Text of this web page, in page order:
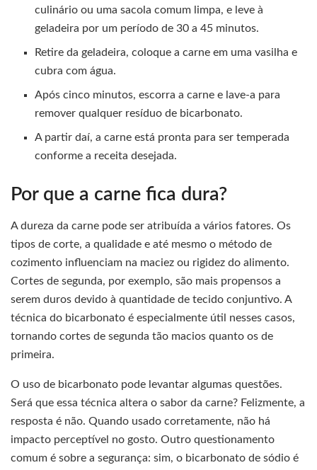
culinário ou uma sacola comum limpa, e leve à
geladeira por um período de 30 a 45 minutos.
Retire da geladeira, coloque a carne em uma vasilha e
cubra com água.
Após cinco minutos, escorra a carne e lave-a para
remover qualquer resíduo de bicarbonato.
A partir daí, a carne está pronta para ser temperada
conforme a receita desejada.
Por que a carne fica dura?
A dureza da carne pode ser atribuída a vários fatores. Os
tipos de corte, a qualidade e até mesmo o método de
cozimento influenciam na maciez ou rigidez do alimento.
Cortes de segunda, por exemplo, são mais propensos a
serem duros devido à quantidade de tecido conjuntivo. A
técnica do bicarbonato é especialmente útil nesses casos,
tornando cortes de segunda tão macios quanto os de
primeira.
O uso de bicarbonato pode levantar algumas questões.
Será que essa técnica altera o sabor da carne? Felizmente, a
resposta é não. Quando usado corretamente, não há
impacto perceptível no gosto. Outro questionamento
comum é sobre a segurança: sim, o bicarbonato de sódio é